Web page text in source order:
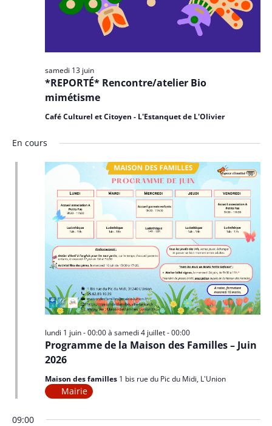
*REPORTÉ* Rencontre/atelier Bio
mimétisme
samedi 13 juin
Café Culturel et Citoyen - L'Estanquet de L'Olivier
En cours
Programme de la Maison des Familles – Juin
2026
lundi 1 juin - 00:00à samedi 4 juillet - 00:00
Maison des familles 1 bis rue du Pic du Midi, L'Union
Mairie
09:00